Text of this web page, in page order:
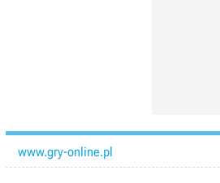
www.gry-online.pl